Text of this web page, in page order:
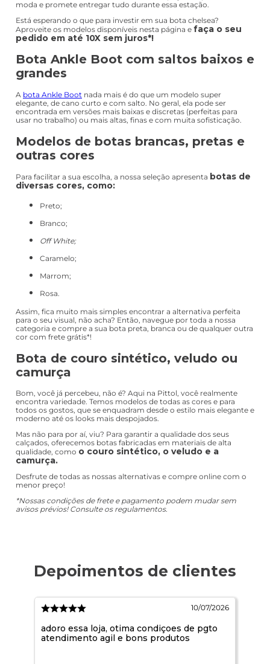
Provavelmente você já deve ter visto em outros looks, pois a
tendência está tomando cada vez mais espaço nas passarelas da
moda e promete entregar tudo durante essa estação.
Está esperando o que para investir em sua bota chelsea?
faça o seu
pedido em até 10X sem juros*!
Bota Ankle Boot com saltos baixos e
grandes
Abota Ankle Bootnada mais é do que um modelo super
elegante, de cano curto e com salto. No geral, ela pode ser
usar no trabalho) ou mais altas, finas e com muita sofisticação.
Modelos de botas brancas, pretas e
outras cores
diversas cores, como:
Preto;
Branco;
Off White;
Caramelo;
Marrom;
Rosa.
Assim, fica muito mais simples encontrar a alternativa perfeita
para o seu visual, não acha? Então, navegue por toda a nossa
categoria e compre a sua bota preta, branca ou de qualquer outra
cor com frete grátis*!
Bota de couro sintético, veludo ou
camurça
Bom, você já percebeu, não é? Aqui na Pittol, você realmente
encontra variedade. Temos modelos de todas as cores e para
todos os gostos, que se enquadram desde o estilo mais elegante e
moderno até os looks mais despojados.
Mas não para por aí, viu? Para garantir a qualidade dos seus
calçados, oferecemos botas fabricadas em materiais de alta
qualidade, comoo couro sintético, o veludo e a
camurça.
Desfrute de todas as nossas alternativas e compre online com o
menor preço!
10/07/2026